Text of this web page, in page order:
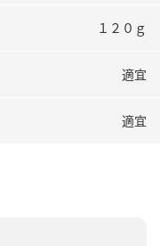
１２０ｇ
適宜
適宜